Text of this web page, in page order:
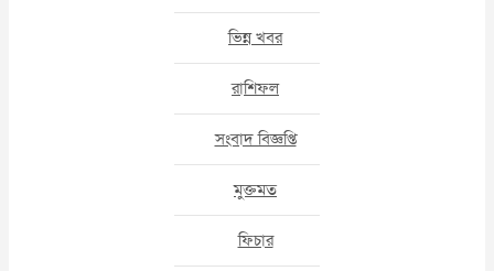
ভিন্ন খবর
রাশিফল
সংবাদ বিজ্ঞপ্তি
মুক্তমত
ফিচার